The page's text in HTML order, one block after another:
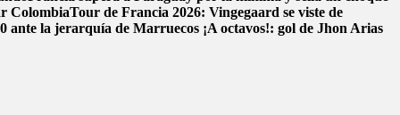
ColombiaTour de Francia 2026: Vingegaard se viste de
ante la jerarquía de Marruecos ¡A octavos!: gol de Jhon Arias